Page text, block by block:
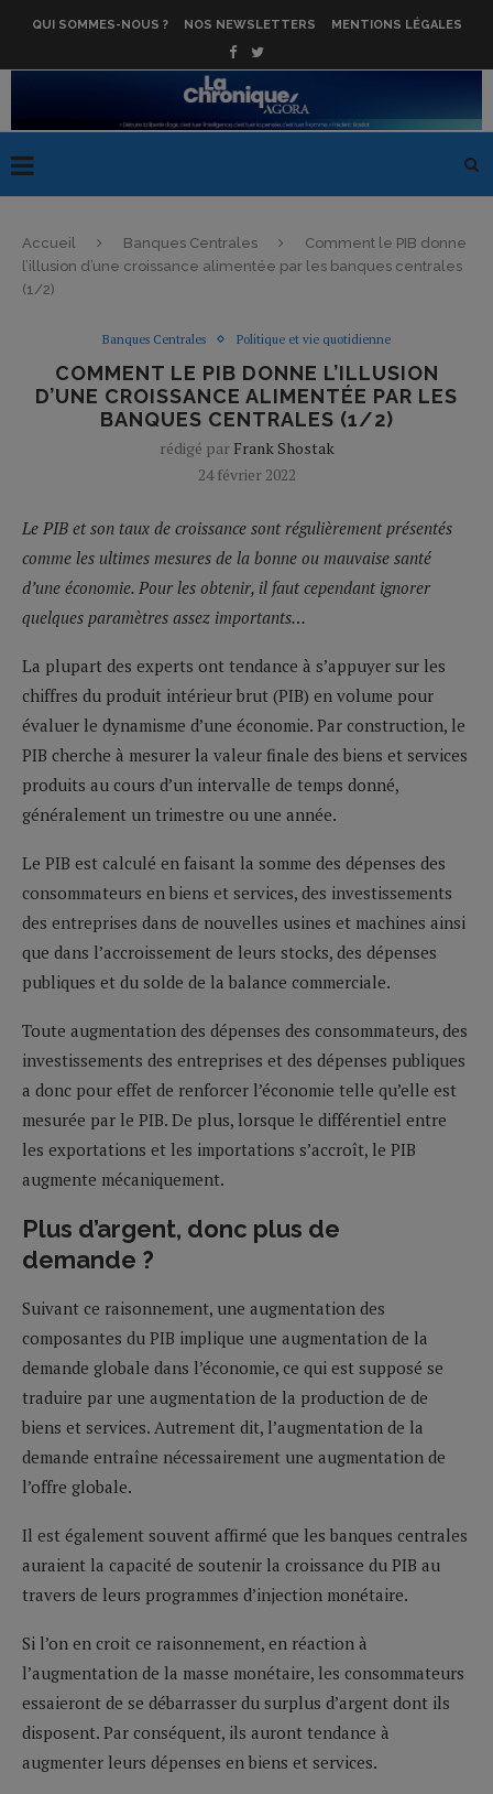
QUI SOMMES-NOUS ? NOS NEWSLETTERS MENTIONS LÉGALES
Accueil Banques Centrales
Comment le PIB donne
l’illusion d’une croissance alimentée par les banques centrales
(1/2)
Banques Centrales Politique et vie quotidienne
COMMENT LE PIB DONNE L’ILLUSION
D’UNE CROISSANCE ALIMENTÉE PAR LES
BANQUES CENTRALES (1/2)
rédigé par Frank Shostak
24 février 2022
Le PIB et son taux de croissance sont régulièrement présentés
comme les ultimes mesures de la bonne ou mauvaise santé
d’une économie. Pour les obtenir, il faut cependant ignorer
quelques paramètres assez importants…
La plupart des experts ont tendance à s’appuyer sur les
chiffres du produit intérieur brut (PIB) en volume pour
évaluer le dynamisme d’une économie. Par construction, le
PIB cherche à mesurer la valeur finale des biens et services
produits au cours d’un intervalle de temps donné,
généralement un trimestre ou une année.
Le PIB est calculé en faisant la somme des dépenses des
consommateurs en biens et services, des investissements
des entreprises dans de nouvelles usines et machines ainsi
que dans l’accroissement de leurs stocks, des dépenses
publiques et du solde de la balance commerciale.
Toute augmentation des dépenses des consommateurs, des
investissements des entreprises et des dépenses publiques
a donc pour effet de renforcer l’économie telle qu’elle est
mesurée par le PIB. De plus, lorsque le différentiel entre
les exportations et les importations s’accroît, le PIB
augmente mécaniquement.
Plus d’argent, donc plus de
demande ?
Suivant ce raisonnement, une augmentation des
composantes du PIB implique une augmentation de la
demande globale dans l’économie, ce qui est supposé se
traduire par une augmentation de la production de de
biens et services. Autrement dit, l’augmentation de la
demande entraîne nécessairement une augmentation de
l’offre globale.
Il est également souvent affirmé que les banques centrales
auraient la capacité de soutenir la croissance du PIB au
travers de leurs programmes d’injection monétaire.
Si l’on en croit ce raisonnement, en réaction à
l’augmentation de la masse monétaire, les consommateurs
essaieront de se débarrasser du surplus d’argent dont ils
disposent. Par conséquent, ils auront tendance à
augmenter leurs dépenses en biens et services.